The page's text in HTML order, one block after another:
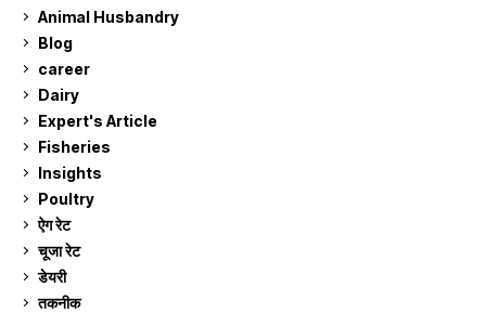
Animal Husbandry
Blog
career
Dairy
Expert's Article
Fisheries
Insights
Poultry
ऐग रेट
चूजा रेट
डेयरी
तकनीक